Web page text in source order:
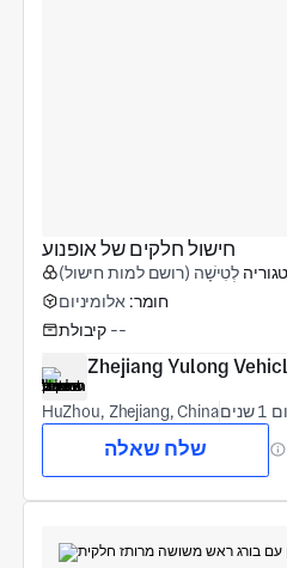
חישול חלקים של אופנוע
לְטִישָׁה (רושם למות חישול)
חומר: אלומיניום
קיבולת --
Zhejiang Yulong
HuZhou, Zhejiang, China
שלח שאלה